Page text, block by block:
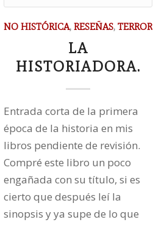
NO HISTÓRICA,RESEÑAS,TERROR
LA
HISTORIADORA.
Entrada corta de la primera
época de la historia en mis
libros pendiente de revisión.
Compré este libro un poco
engañada con su título, si es
cierto que después leí la
sinopsis y ya supe de lo que